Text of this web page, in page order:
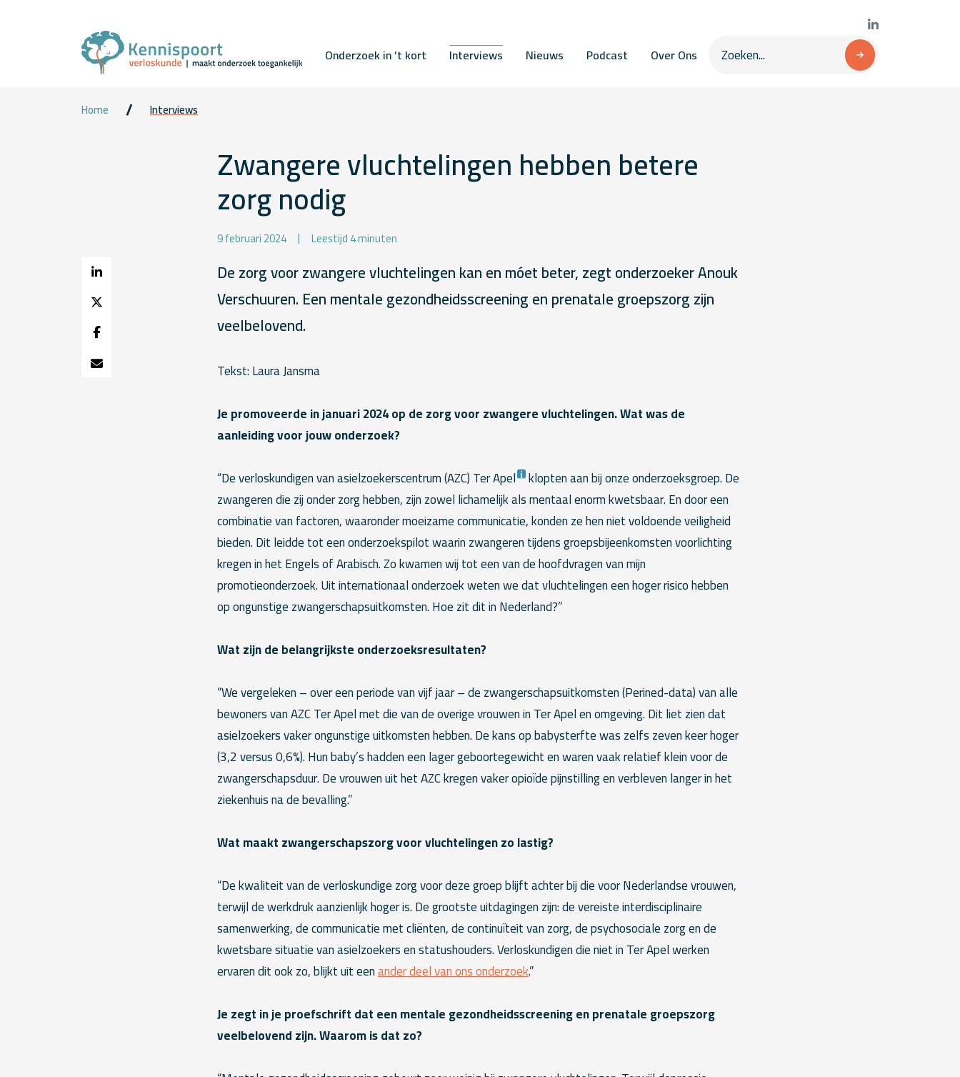
Onderzoek in ’t kort Interviews Nieuws Podcast Over Ons
Home Interviews
Zwangere vluchtelingen hebben betere
zorg nodig
9 februari 2024 Leestijd 4 minuten
De zorg voor zwangere vluchtelingen kan en móet beter, zegt onderzoeker Anouk
Verschuuren. Een mentale gezondheidsscreening en prenatale groepszorg zijn
veelbelovend.
Tekst: Laura Jansma
Je promoveerde in januari 2024 op de zorg voor zwangere vluchtelingen. Wat was de
aanleiding voor jouw onderzoek?
“De verloskundigen van asielzoekerscentrum (AZC) Ter Apel klopten aan bij onze onderzoeksgroep. De
zwangeren die zij onder zorg hebben, zijn zowel lichamelijk als mentaal enorm kwetsbaar. En door een
combinatie van factoren, waaronder moeizame communicatie, konden ze hen niet voldoende veiligheid
bieden. Dit leidde tot een onderzoekspilot waarin zwangeren tijdens groepsbijeenkomsten voorlichting
kregen in het Engels of Arabisch. Zo kwamen wij tot een van de hoofdvragen van mijn
promotieonderzoek. Uit internationaal onderzoek weten we dat vluchtelingen een hoger risico hebben
op ongunstige zwangerschapsuitkomsten. Hoe zit dit in Nederland?”
Wat zijn de belangrijkste onderzoeksresultaten?
“We vergeleken – over een periode van vijf jaar – de zwangerschapsuitkomsten (Perined-data) van alle
bewoners van AZC Ter Apel met die van de overige vrouwen in Ter Apel en omgeving. Dit liet zien dat
asielzoekers vaker ongunstige uitkomsten hebben. De kans op babysterfte was zelfs zeven keer hoger
(3,2 versus 0,6%). Hun baby’s hadden een lager geboortegewicht en waren vaak relatief klein voor de
zwangerschapsduur. De vrouwen uit het AZC kregen vaker opioïde pijnstilling en verbleven langer in het
ziekenhuis na de bevalling.”
Wat maakt zwangerschapszorg voor vluchtelingen zo lastig?
“De kwaliteit van de verloskundige zorg voor deze groep blijft achter bij die voor Nederlandse vrouwen,
terwijl de werkdruk aanzienlijk hoger is. De grootste uitdagingen zijn: de vereiste interdisciplinaire
samenwerking, de communicatie met cliënten, de continuïteit van zorg, de psychosociale zorg en de
kwetsbare situatie van asielzoekers en statushouders. Verloskundigen die niet in Ter Apel werken
ervaren dit ook zo, blijkt uit eenander deel van ons onderzoek.”
Je zegt in je proefschrift dat een mentale gezondheidsscreening en prenatale groepszorg
veelbelovend zijn. Waarom is dat zo?